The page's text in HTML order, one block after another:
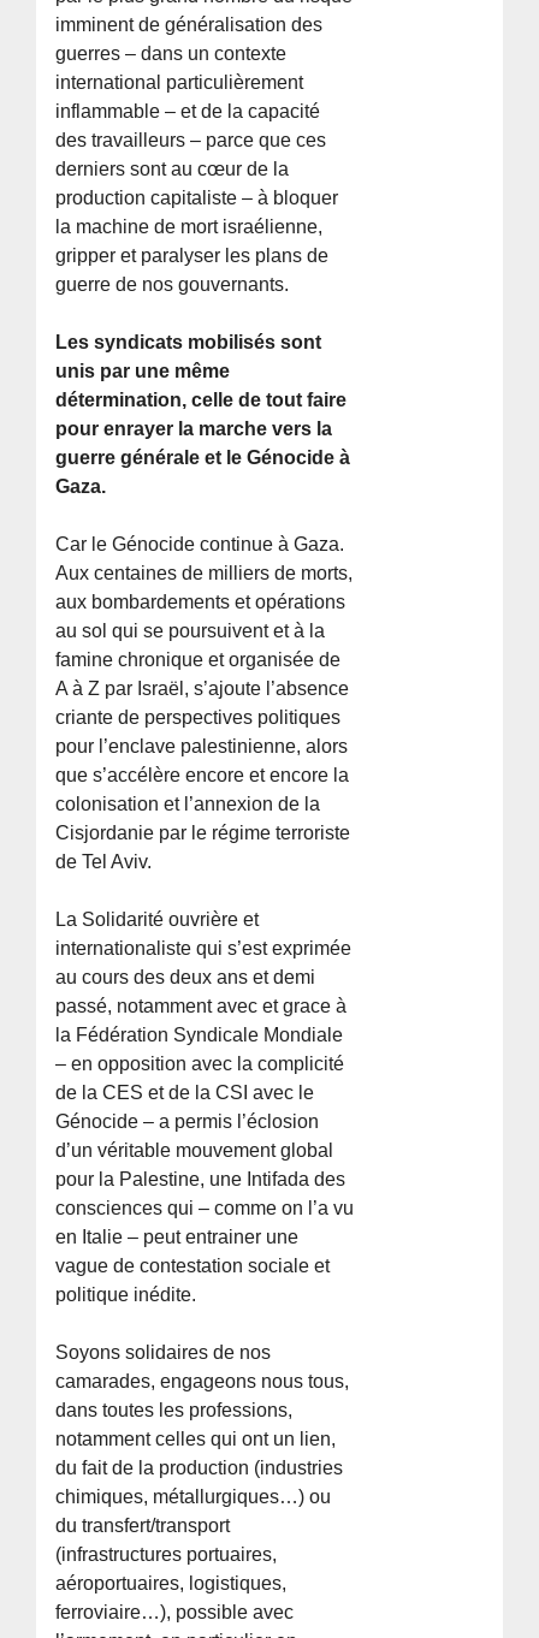
imminent de généralisation des
guerres – dans un contexte
international particulièrement
inflammable – et de la capacité
des travailleurs – parce que ces
derniers sont au cœur de la
production capitaliste – à bloquer
la machine de mort israélienne,
gripper et paralyser les plans de
guerre de nos gouvernants.
Les syndicats mobilisés sont
unis par une même
détermination, celle de tout faire
pour enrayer la marche vers la
guerre générale et le Génocide à
Gaza.
Car le Génocide continue à Gaza.
Aux centaines de milliers de morts,
aux bombardements et opérations
au sol qui se poursuivent et à la
famine chronique et organisée de
A à Z par Israël, s’ajoute l’absence
criante de perspectives politiques
pour l’enclave palestinienne, alors
que s’accélère encore et encore la
colonisation et l’annexion de la
Cisjordanie par le régime terroriste
de Tel Aviv.
La Solidarité ouvrière et
internationaliste qui s’est exprimée
au cours des deux ans et demi
passé, notamment avec et grace à
la Fédération Syndicale Mondiale
– en opposition avec la complicité
de la CES et de la CSI avec le
Génocide – a permis l’éclosion
d’un véritable mouvement global
pour la Palestine, une Intifada des
consciences qui – comme on l’a vu
en Italie – peut entrainer une
vague de contestation sociale et
politique inédite.
Soyons solidaires de nos
camarades, engageons nous tous,
dans toutes les professions,
notamment celles qui ont un lien,
du fait de la production (industries
chimiques, métallurgiques…) ou
du transfert/transport
(infrastructures portuaires,
aéroportuaires, logistiques,
ferroviaire…), possible avec